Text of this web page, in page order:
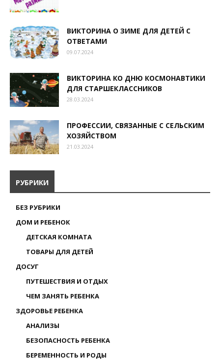
ВИКТОРИНА О ЗИМЕ ДЛЯ ДЕТЕЙ С
ОТВЕТАМИ
09.07.2024
ВИКТОРИНА КО ДНЮ КОСМОНАВТИКИ
ДЛЯ СТАРШЕКЛАССНИКОВ
28.03.2024
ПРОФЕССИИ, СВЯЗАННЫЕ С СЕЛЬСКИМ
ХОЗЯЙСТВОМ
21.03.2024
РУБРИКИ
БЕЗ РУБРИКИ
ДОМ И РЕБЕНОК
ДЕТСКАЯ КОМНАТА
ТОВАРЫ ДЛЯ ДЕТЕЙ
ДОСУГ
ПУТЕШЕСТВИЯ И ОТДЫХ
ЧЕМ ЗАНЯТЬ РЕБЕНКА
ЗДОРОВЬЕ РЕБЕНКА
АНАЛИЗЫ
БЕЗОПАСНОСТЬ РЕБЕНКА
БЕРЕМЕННОСТЬ И РОДЫ